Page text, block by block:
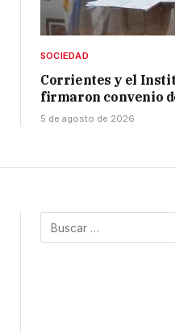
SOCIEDAD
Corrientes y el
firmaron convenio
5 de agosto de 2026